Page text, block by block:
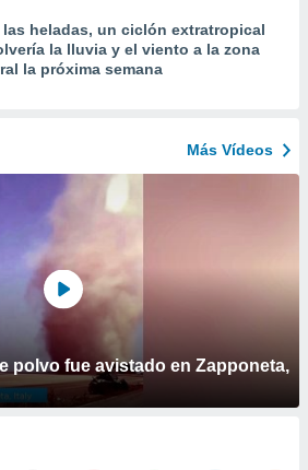
las heladas, un ciclón extratropical
la lluvia y el viento a la zona
la próxima semana
Más Vídeos
polvo fue avistado en Zapponeta,